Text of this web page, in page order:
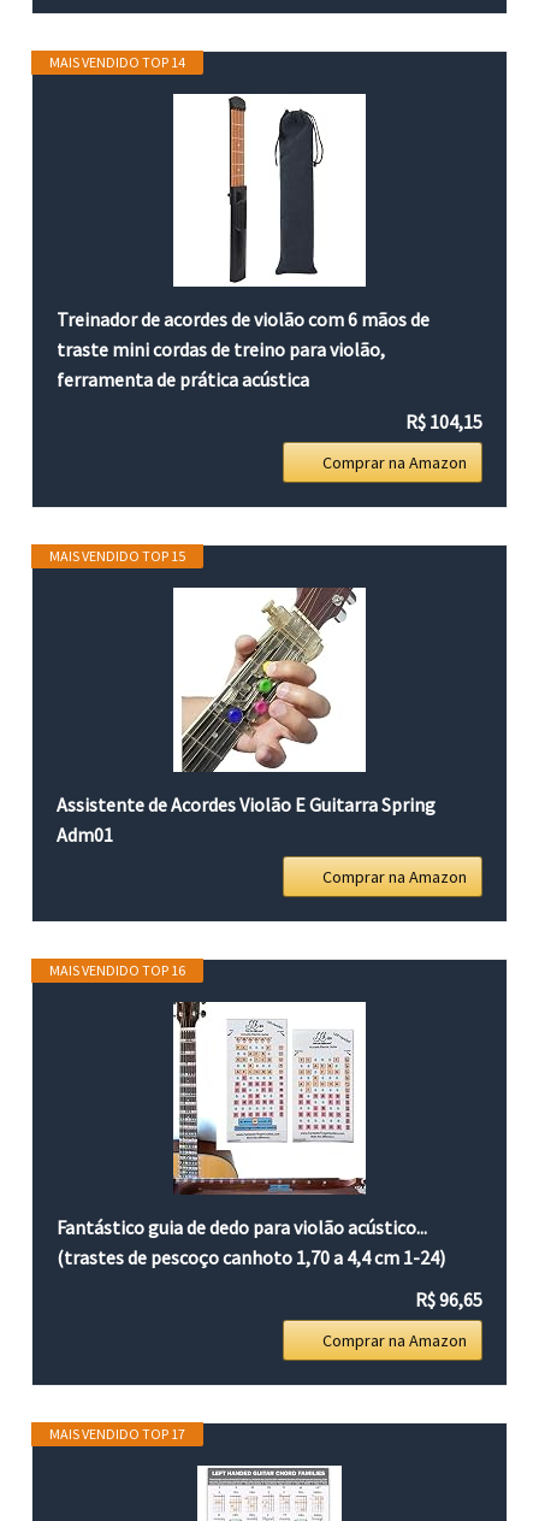
MAIS VENDIDO TOP 14
Treinador de acordes de violão com 6 mãos de
traste mini cordas de treino para violão,
ferramenta de prática acústica
R$ 104,15
Comprar na Amazon
MAIS VENDIDO TOP 15
Assistente de Acordes Violão E Guitarra Spring
Adm01
Comprar na Amazon
MAIS VENDIDO TOP 16
Fantástico guia de dedo para violão acústico...
(trastes de pescoço canhoto 1,70 a 4,4 cm 1-24)
R$ 96,65
Comprar na Amazon
MAIS VENDIDO TOP 17